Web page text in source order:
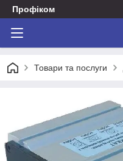
Профіком
Товари та послуги